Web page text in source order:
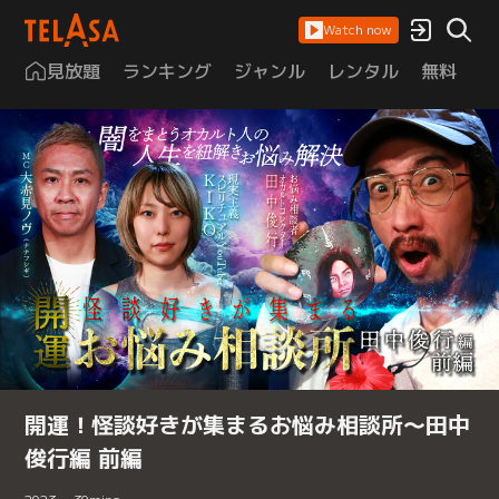
Watch now
見放題 ランキング ジャンル レンタル 無料
開運！怪談好きが集まるお悩み相談所～田中
俊行編 前編